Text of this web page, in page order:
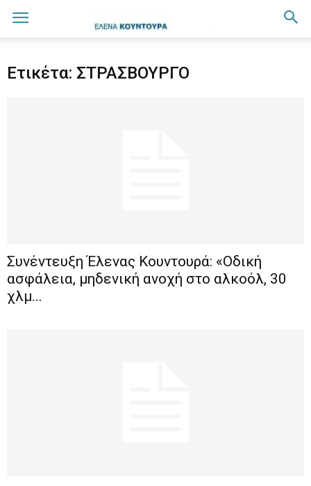
Ετικέτα: ΣΤΡΑΣΒΟΥΡΓΟ
Συνέντευξη Έλενας Κουντουρά: «Οδική
ασφάλεια, μηδενική ανοχή στο αλκοόλ, 30
χλμ...